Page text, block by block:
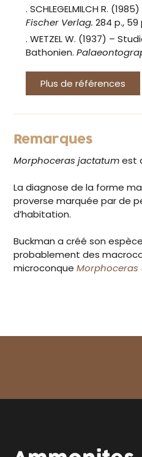
. SCHLEGELMILCH R.
Fischer Verlag. 284 p., 59
. WETZEL W. (1937) –
Bathonien.
Plus de références
Remarques
Morphoceras jactatumest
La diagnose de la forme
proverse marquée par de
d’habitation.
Buckman a créé son
probablement des
microconque Morphoceras